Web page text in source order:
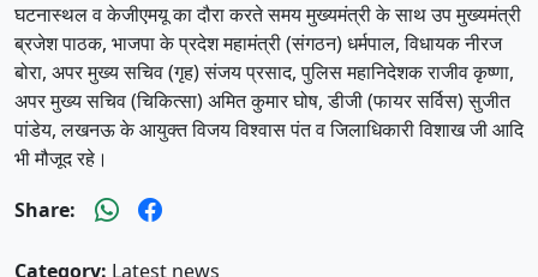
घटनास्थल व केजीएमयू का दौरा करते समय मुख्यमंत्री के साथ उप मुख्यमंत्री
ब्रजेश पाठक, भाजपा के प्रदेश महामंत्री (संगठन) धर्मपाल, विधायक नीरज
बोरा, अपर मुख्य सचिव (गृह) संजय प्रसाद, पुलिस महानिदेशक राजीव कृष्णा,
अपर मुख्य सचिव (चिकित्सा) अमित कुमार घोष, डीजी (फायर सर्विस) सुजीत
पांडेय, लखनऊ के आयुक्त विजय विश्वास पंत व जिलाधिकारी विशाख जी आदि
भी मौजूद रहे।
Share:
Category: Latest news